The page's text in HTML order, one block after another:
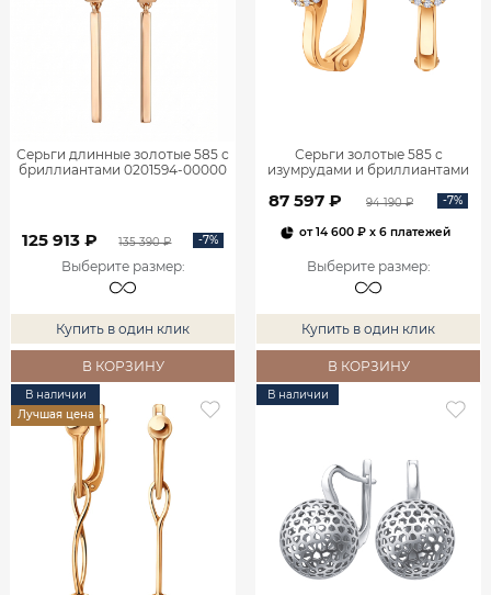
Серьги длинные золотые 585 с
бриллиантами 0201594-00000
125 913 ₽ 135 390 ₽ -7%
Выберите размер:
Купить в один клик
В КОРЗИНУ
Серьги золотые 585 с
изумрудами и бриллиантами
87 597 ₽ 94 190 ₽ -7%
от14 600 ₽ x 6 платежей
Выберите размер:
Купить в один клик
В КОРЗИНУ
В наличии
Лучшая цена
В наличии